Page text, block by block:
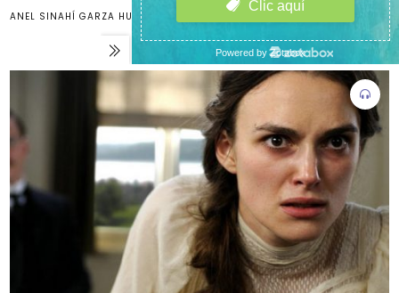
ANEL SINAHÍ GARZA HURTADO